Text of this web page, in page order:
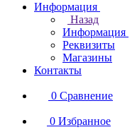
Информация
Назад
Информация
Реквизиты
Магазины
Контакты
0 Сравнение
0 Избранное